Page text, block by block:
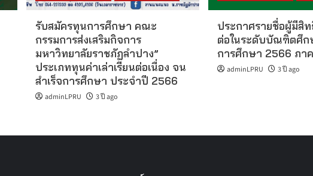
รับสมัครทุนการศึกษา คณะ
กรรมการส่งเสริมกิจการ
มหาวิทยาลัยราชภัฏลำปาง”
ประเภททุนค่าเล่าเรียนต่อเนื่อง จน
สำเร็จการศึกษา ประจำปี 2566
adminLPRU 3 ปี ago
ประกาศรายชื่อผู้มีสิ
ต่อในระดับบัณฑิตศึก
การศึกษา 2566 ภา
adminLPRU 3 ปี ago